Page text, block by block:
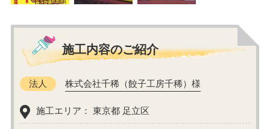
施工内容のご紹介
法人 株式会社千稀（餃子工房千稀）様
施工エリア： 東京都 足立区